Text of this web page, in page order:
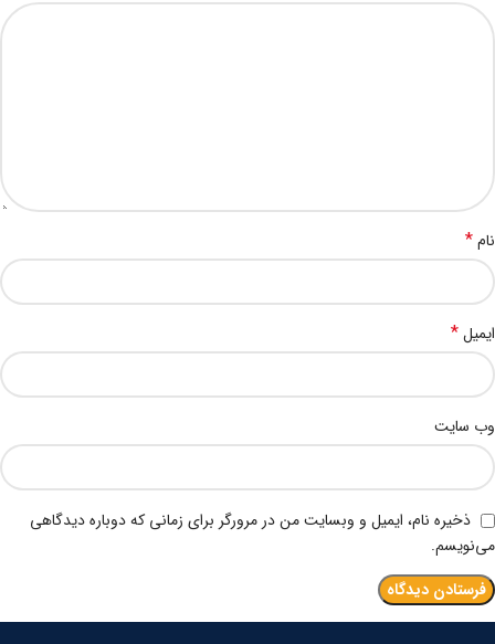
نام*
ایمیل*
وب‌ سایت
ذخیره نام، ایمیل و وبسایت من در مرورگر برای زمانی که دوباره دیدگاهی
می‌نویسم.